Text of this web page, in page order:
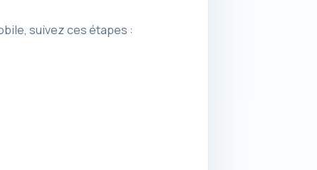
suivez ces étapes :